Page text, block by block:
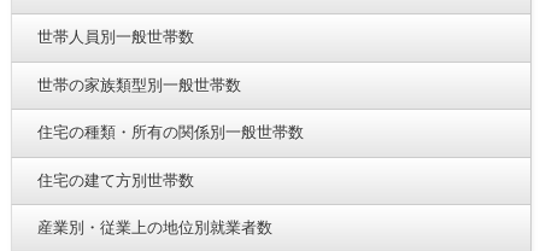
世帯人員別一般世帯数
世帯の家族類型別一般世帯数
住宅の種類・所有の関係別一般世帯数
住宅の建て方別世帯数
産業別・従業上の地位別就業者数